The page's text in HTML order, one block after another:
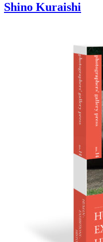
Shino Kuraishi